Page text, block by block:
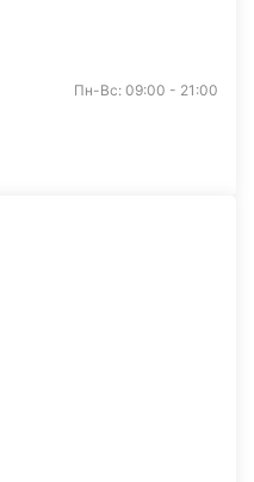
Пн-Вс: 09:00 - 21:00